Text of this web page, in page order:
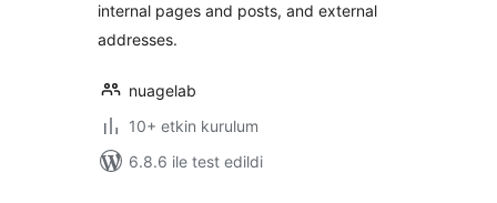
internal pages and posts, and external
addresses.
nuagelab
10+ etkin kurulum
6.8.6 ile test edildi